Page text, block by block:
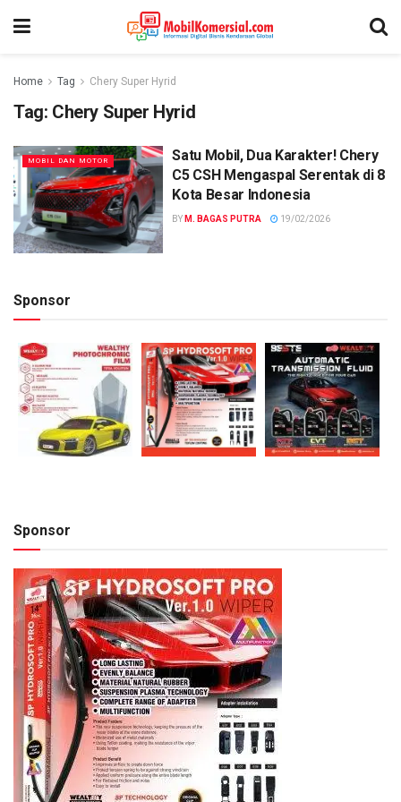
Home Tag Chery Super Hyrid
Tag: Chery Super Hyrid
MOBIL DAN MOTOR
Satu Mobil, Dua Karakter! Chery
C5 CSH Mengaspal Serentak di 8
Kota Besar Indonesia
BY M. BAGAS PUTRA 19/02/2026
Sponsor
Sponsor